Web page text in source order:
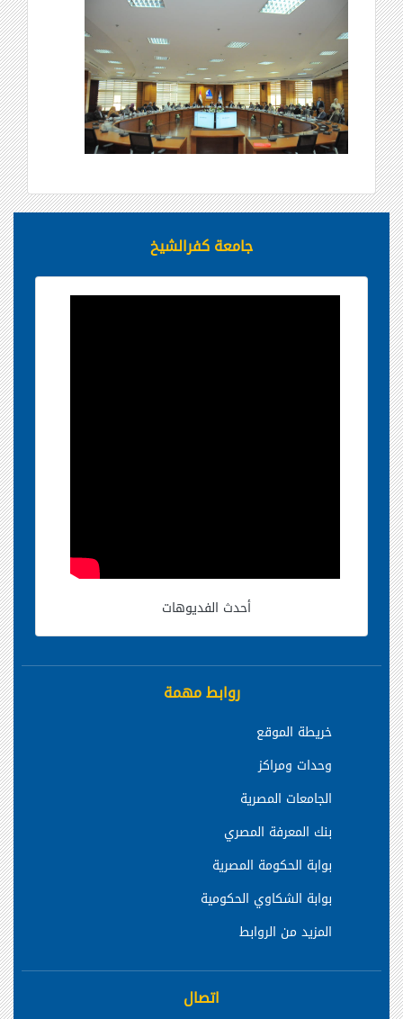
جامعة كفرالشيخ
أحدث الفديوهات
روابط مهمة
خريطة الموقع
وحدات ومراكز
الجامعات المصرية
بنك المعرفة المصري
بوابة الحكومة المصرية
بوابة الشكاوي الحكومية
المزيد من الروابط
اتصال